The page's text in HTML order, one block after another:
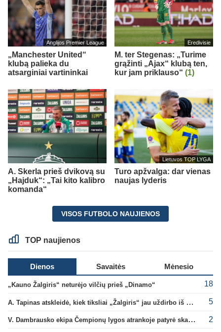
Anglijos Premier League
„Manchester United“
klubą palieka du
atsarginiai vartininkai
Eredivisie
M. ter Stegenas: „Turime
grąžinti „Ajax“ klubą ten,
kur jam priklauso“ (1)
A. Skerla prieš dvikovą su
„Hajduk“: „Tai kito kalibro
komanda“
Lietuvos TOP LYGA
Turo apžvalga: dar vienas
naujas lyderis
VISOS FUTBOLO NAUJIENOS
TOP naujienos
Dienos Savaitės Mėnesio
„Kauno Žalgiris“ neturėjo vilčių prieš „Dinamo“ 18
A. Tapinas atskleidė, kiek tiksliai „Žalgiris“ jau uždirbo iš UEFA premijų 5
V. Dambrausko ekipa Čempionų lygos atrankoje patyrė skaudžią nesėkmę 2